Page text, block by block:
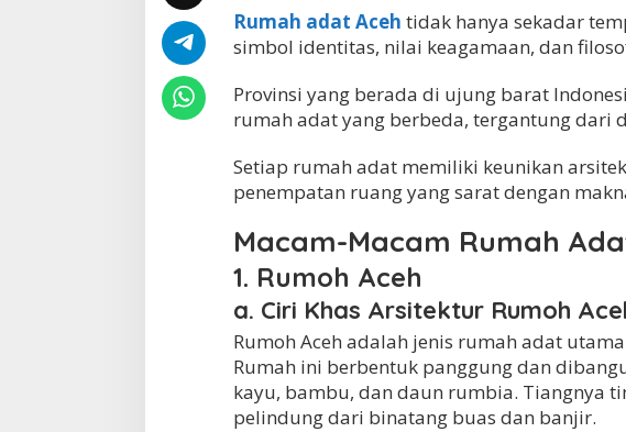
e
r
s
e
k
f
S
j
a
r
h
d
a
n
B
u
Rumah adat Aceh tidak hanya sekadar
simbol identitas, nilai keagamaan, dan
Provinsi yang berada di ujung barat
rumah adat yang berbeda, tergantung dari
Setiap rumah adat memiliki keunikan
penempatan ruang yang sarat dengan
Macam-Macam Rumah
1. Rumoh Aceh
a. Ciri Khas Arsitektur Rumoh
Rumoh Aceh adalah jenis rumah adat
Rumah ini berbentuk panggung dan
kayu, bambu, dan daun rumbia. Tiangnya
pelindung dari binatang buas dan banjir.